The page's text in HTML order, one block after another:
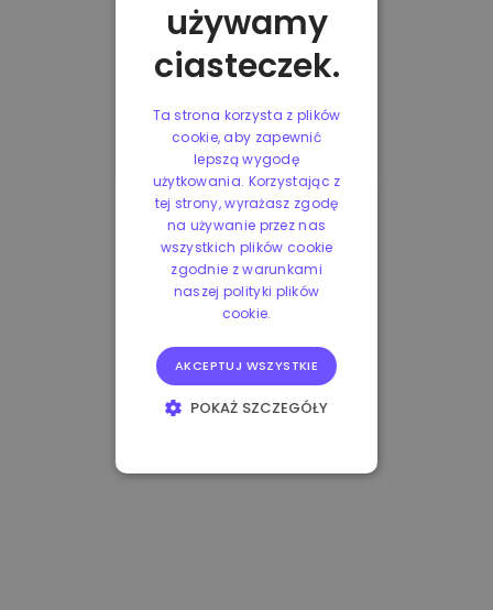
używamy
ciasteczek.
Ta strona korzysta z plików
cookie, aby zapewnić
lepszą wygodę
użytkowania. Korzystając z
tej strony, wyrażasz zgodę
na używanie przez nas
wszystkich plików cookie
zgodnie z warunkami
naszej polityki plików
cookie.
AKCEPTUJ WSZYSTKIE
POKAŻ SZCZEGÓŁY